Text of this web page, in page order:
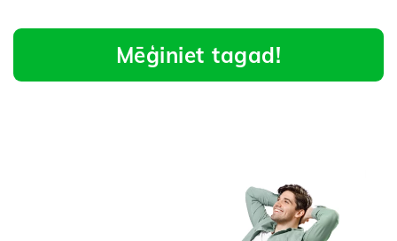
Mēģiniet tagad!